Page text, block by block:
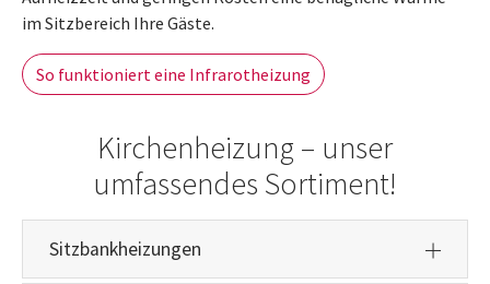
im Sitzbereich Ihre Gäste.
So funktioniert eine Infrarotheizung
Kirchenheizung – unser
umfassendes Sortiment!
Sitzbankheizungen